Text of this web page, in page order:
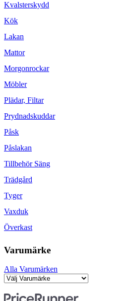
Kvalsterskydd
Kök
Lakan
Mattor
Morgonrockar
Möbler
Plädar, Filtar
Prydnadskuddar
Påsk
Påslakan
Tillbehör Säng
Trädgård
Tyger
Vaxduk
Överkast
Varumärke
Alla Varumärken